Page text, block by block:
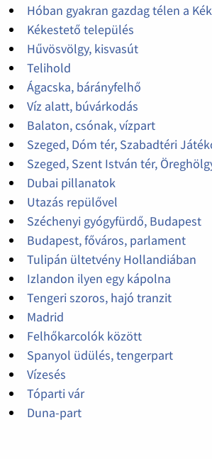
Hóban gyakran gazdag télen a
Kékestető település
Hűvösvölgy, kisvasút
Telihold
Ágacska, bárányfelhő
Víz alatt, búvárkodás
Balaton, csónak, vízpart
Szeged, Dóm tér, Szabadtéri
Szeged, Szent István tér,
Dubai pillanatok
Utazás repülővel
Széchenyi gyógyfürdő, Budapest
Budapest, főváros, parlament
Tulipán ültetvény Hollandiában
Izlandon ilyen egy kápolna
Tengeri szoros, hajó tranzit
Madrid
Felhőkarcolók között
Spanyol üdülés, tengerpart
Vízesés
Tóparti vár
Duna-part